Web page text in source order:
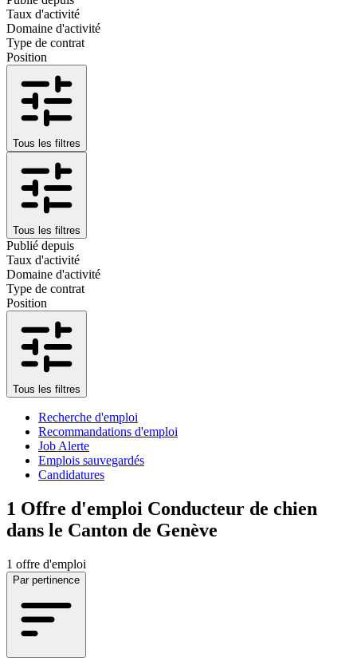
Taux d'activité
Domaine d'activité
Type de contrat
Position
Tous les filtres
Tous les filtres
Publié depuis
Taux d'activité
Domaine d'activité
Type de contrat
Position
Tous les filtres
Recherche d'emploi
Recommandations d'emploi
Job Alerte
Emplois sauvegardés
Candidatures
1 Offre d'emploi Conducteur de chien
dans le Canton de Genève
1 offre d'emploi
Par pertinence